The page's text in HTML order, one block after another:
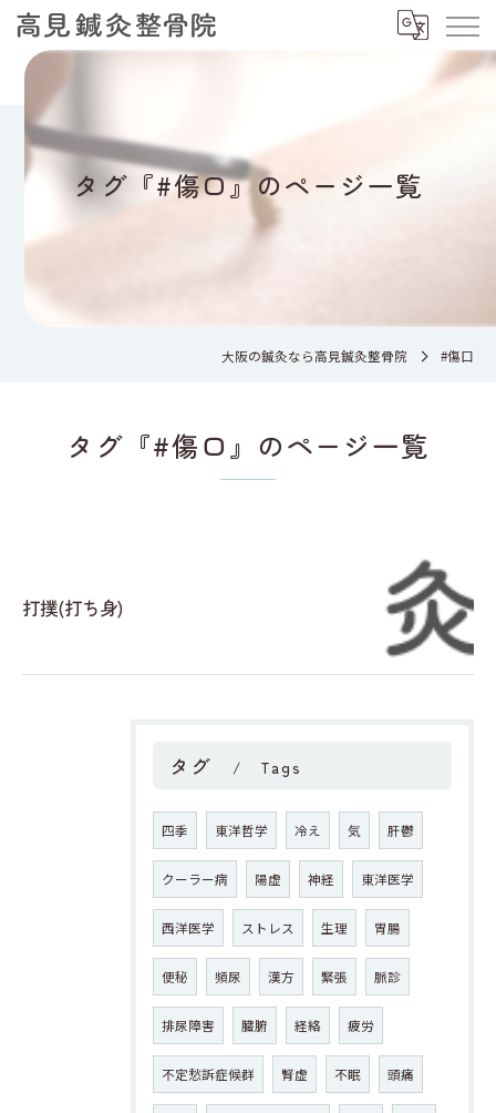
タグ『#傷口』のページ一覧
大阪の鍼灸なら高見鍼灸整骨院 #傷口
タグ『#傷口』のページ一覧
打撲(打ち身)
タグ Tags
四季 東洋哲学 冷え 気 肝鬱
クーラー病 陽虚 神経 東洋医学
西洋医学 ストレス 生理 胃腸
便秘 頻尿 漢方 緊張 脈診
排尿障害 臓腑 経絡 疲労
不定愁訴症候群 腎虚 不眠 頭痛